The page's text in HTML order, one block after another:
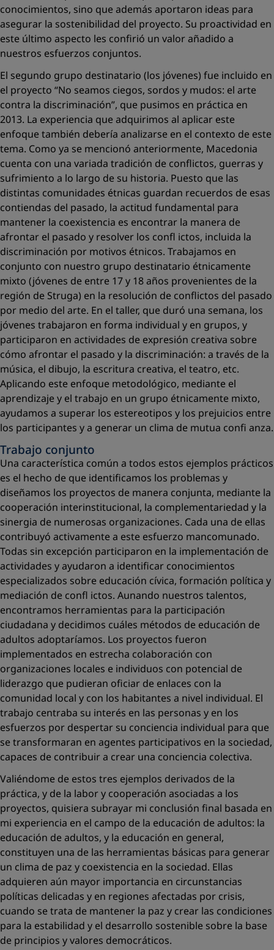
conocimientos, sino que además aportaron ideas para
asegurar la sostenibilidad del proyecto. Su proactividad en
este último aspecto les conﬁrió un valor añadido a
nuestros esfuerzos conjuntos.
El segundo grupo destinatario (los jóvenes) fue incluido en
el proyecto “No seamos ciegos, sordos y mudos: el arte
contra la discriminación”, que pusimos en práctica en
2013. La experiencia que adquirimos al aplicar este
enfoque también debería analizarse en el contexto de este
tema. Como ya se mencionó anteriormente, Macedonia
cuenta con una variada tradición de conﬂictos, guerras y
sufrimiento a lo largo de su historia. Puesto que las
distintas comunidades étnicas guardan recuerdos de esas
contiendas del pasado, la actitud fundamental para
mantener la coexistencia es encontrar la manera de
afrontar el pasado y resolver los conﬂ ictos, incluida la
discriminación por motivos étnicos. Trabajamos en
conjunto con nuestro grupo destinatario étnicamente
mixto (jóvenes de entre 17 y 18 años provenientes de la
región de Struga) en la resolución de conﬂictos del pasado
por medio del arte. En el taller, que duró una semana, los
jóvenes trabajaron en forma individual y en grupos, y
participaron en actividades de expresión creativa sobre
cómo afrontar el pasado y la discriminación: a través de la
música, el dibujo, la escritura creativa, el teatro, etc.
Aplicando este enfoque metodológico, mediante el
aprendizaje y el trabajo en un grupo étnicamente mixto,
ayudamos a superar los estereotipos y los prejuicios entre
los participantes y a generar un clima de mutua conﬁ anza.
Trabajo conjunto
Una característica común a todos estos ejemplos prácticos
es el hecho de que identiﬁcamos los problemas y
diseñamos los proyectos de manera conjunta, mediante la
cooperación interinstitucional, la complementariedad y la
sinergia de numerosas organizaciones. Cada una de ellas
contribuyó activamente a este esfuerzo mancomunado.
Todas sin excepción participaron en la implementación de
actividades y ayudaron a identiﬁcar conocimientos
especializados sobre educación cívica, formación política y
mediación de conﬂ ictos. Aunando nuestros talentos,
encontramos herramientas para la participación
ciudadana y decidimos cuáles métodos de educación de
adultos adoptaríamos. Los proyectos fueron
implementados en estrecha colaboración con
organizaciones locales e individuos con potencial de
liderazgo que pudieran oﬁciar de enlaces con la
comunidad local y con los habitantes a nivel individual. El
trabajo centraba su interés en las personas y en los
esfuerzos por despertar su conciencia individual para que
se transformaran en agentes participativos en la sociedad,
capaces de contribuir a crear una conciencia colectiva.
Valiéndome de estos tres ejemplos derivados de la
práctica, y de la labor y cooperación asociadas a los
proyectos, quisiera subrayar mi conclusión ﬁnal basada en
mi experiencia en el campo de la educación de adultos: la
educación de adultos, y la educación en general,
constituyen una de las herramientas básicas para generar
un clima de paz y coexistencia en la sociedad. Ellas
adquieren aún mayor importancia en circunstancias
políticas delicadas y en regiones afectadas por crisis,
cuando se trata de mantener la paz y crear las condiciones
para la estabilidad y el desarrollo sostenible sobre la base
de principios y valores democráticos.